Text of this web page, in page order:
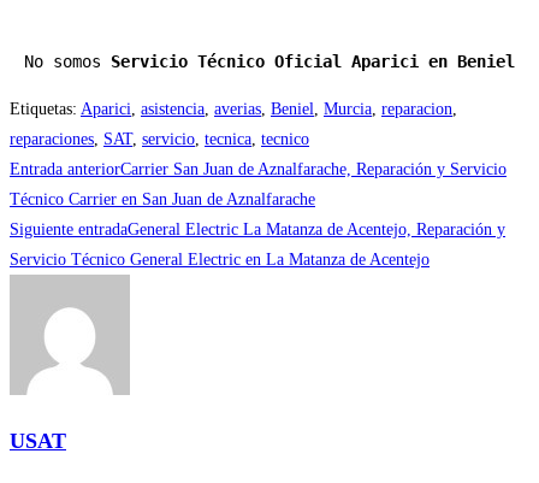
No somos Servicio Técnico Oficial Aparici en Beniel
Etiquetas: Aparici, asistencia, averias, Beniel, Murcia, reparacion,
reparaciones, SAT, servicio, tecnica, tecnico
Leer
más
artículos
Entrada anteriorCarrier San Juan de Aznalfarache, Reparación y Servicio
Técnico Carrier en San Juan de Aznalfarache
Siguiente entradaGeneral Electric La Matanza de Acentejo, Reparación y
Servicio Técnico General Electric en La Matanza de Acentejo
USAT